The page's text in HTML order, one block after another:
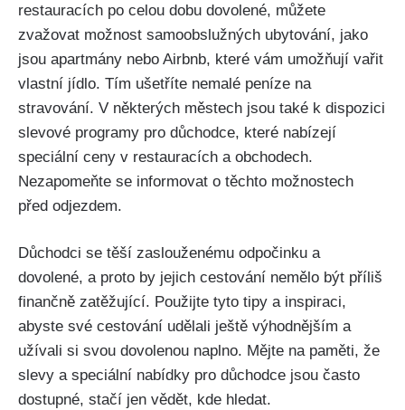
restauracích po celou dobu dovolené, můžete
zvažovat možnost samoobslužných ubytování, jako
jsou apartmány nebo Airbnb, které vám umožňují vařit
vlastní jídlo. Tím ušetříte nemalé peníze na
stravování. V některých městech jsou také k dispozici
slevové programy pro důchodce, které nabízejí
speciální ceny v restauracích a obchodech.
Nezapomeňte se informovat o těchto možnostech
před odjezdem.
Důchodci se těší zaslouženému odpočinku a
dovolené, a proto by jejich cestování nemělo být příliš
finančně zatěžující. Použijte tyto tipy a inspiraci,
abyste své cestování udělali ještě výhodnějším a
užívali si svou dovolenou naplno. Mějte na paměti, že
slevy a speciální nabídky pro důchodce jsou často
dostupné, stačí jen vědět, kde hledat.